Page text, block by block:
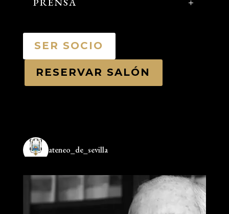
SER SOCIO
RESERVAR SALÓN
ateneo_de_sevilla